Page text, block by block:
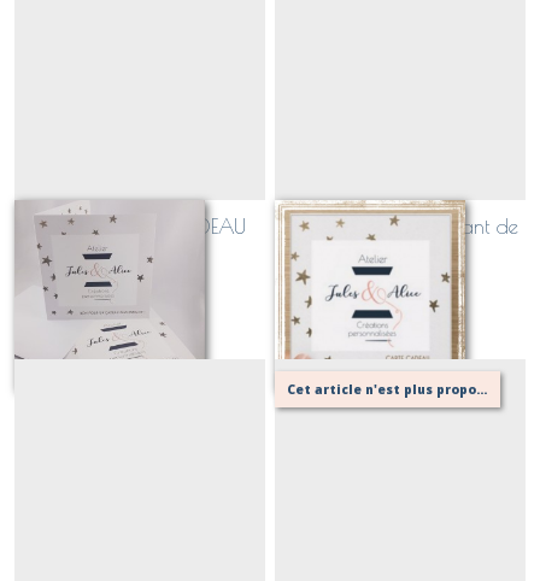
BON POUR UN CADEAU
PERSONNALISE
Carte cadeau (montant de
votre choix)
À partir de 31€
Cet article n'est plus proposé, retournez au menu principal ou contactez moi!